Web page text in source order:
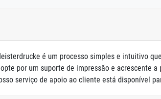
é um processo simples e intuitivo
por um suporte de impressão e acrescente
serviço de apoio ao cliente está disponível